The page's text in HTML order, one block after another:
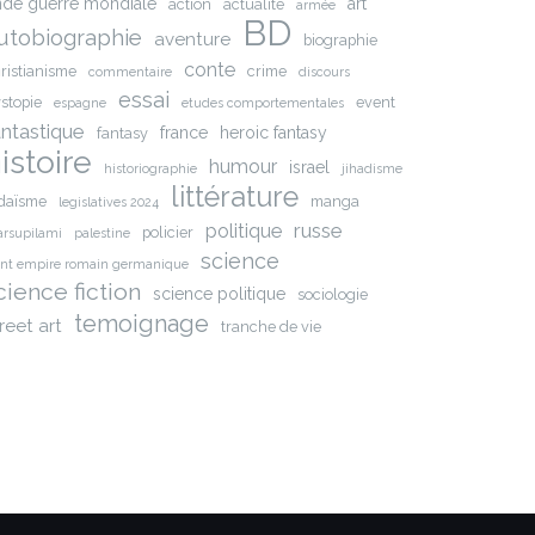
action actualite armée
aventure BD
biographie
commentaire conte crime discours
espagne essai etudes comportementales event
fantasy france heroic fantasy
historiographie humour israel jihadisme
legislatives 2024 littérature manga
palestine policier politique russe
empire romain germanique science
fiction science politique sociologie
art temoignage tranche de vie